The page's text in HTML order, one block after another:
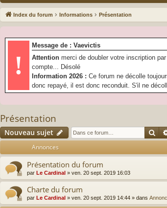
ès
pi
Index du forum Informations Présentation
!
Message de : Vaevictis
Attention merci de doubler votre inscription
compte... Désolé
Information 2026 : Ce forum ne décolle
donc repayé, il est donc reconduit. S'il ne
Présentation
Nouveau sujet
Annonces
Présentation du forum
par Le Cardinal » ven. 20 sept. 2019 16:03
Charte du forum
par Le Cardinal » ven. 20 sept. 2019 14:44 » dans